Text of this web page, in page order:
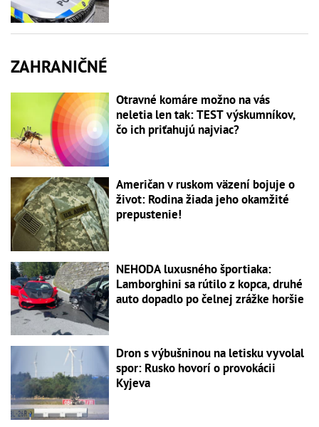
ZAHRANIČNÉ
Otravné komáre možno na vás
neletia len tak: TEST výskumníkov,
čo ich priťahujú najviac?
Američan v ruskom väzení bojuje o
život: Rodina žiada jeho okamžité
prepustenie!
NEHODA luxusného športiaka:
Lamborghini sa rútilo z kopca, druhé
auto dopadlo po čelnej zrážke horšie
Dron s výbušninou na letisku vyvolal
spor: Rusko hovorí o provokácii
Kyjeva